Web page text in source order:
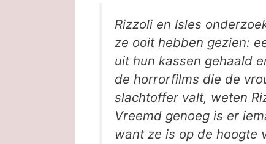
Rizzoli en Isles
ze ooit hebben gezien:
uit hun kassen gehaald
de horrorfilms die de
slachtoffer valt, weten
Vreemd genoeg is er
want ze is op de hoogte